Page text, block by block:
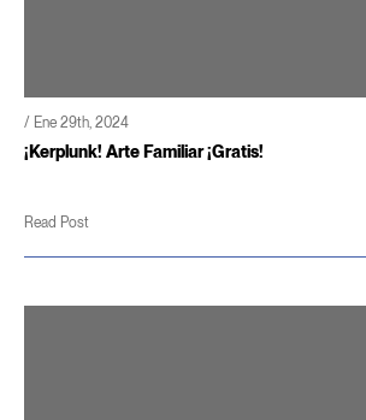
/ Ene 29th, 2024
¡Kerplunk! Arte Familiar ¡Gratis!
Read Post